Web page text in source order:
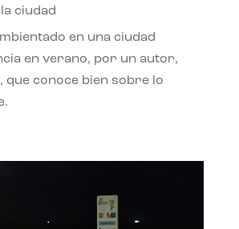
la ciudad
en una ciudad
en verano, por un autor,
que conoce bien sobre lo